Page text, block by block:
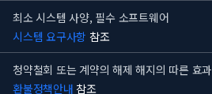
최소 시스템 사양, 필수 소프트웨어
시스템 요구사항 참조
청약철회 또는 계약의 해제 해지의 따른 효과
환불정책안내 참조